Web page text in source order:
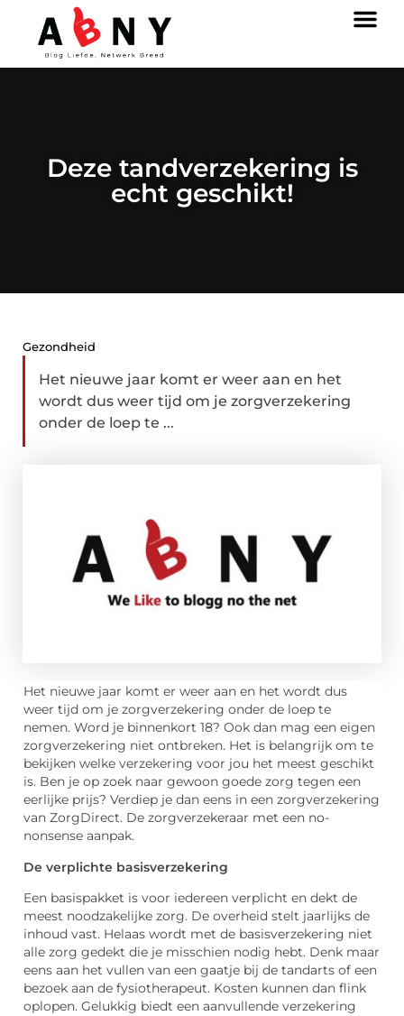
Deze tandverzekering is
echt geschikt!
Gezondheid
Het nieuwe jaar komt er weer aan en het
wordt dus weer tijd om je zorgverzekering
onder de loep te ...
Het nieuwe jaar komt er weer aan en het wordt dus
weer tijd om je zorgverzekering onder de loep te
nemen. Word je binnenkort 18? Ook dan mag een eigen
zorgverzekering niet ontbreken. Het is belangrijk om te
bekijken welke verzekering voor jou het meest geschikt
is. Ben je op zoek naar gewoon goede zorg tegen een
eerlijke prijs? Verdiep je dan eens in een zorgverzekering
van ZorgDirect. De zorgverzekeraar met een no-
nonsense aanpak.
De verplichte basisverzekering
Een basispakket is voor iedereen verplicht en dekt de
meest noodzakelijke zorg. De overheid stelt jaarlijks de
inhoud vast. Helaas wordt met de basisverzekering niet
alle zorg gedekt die je misschien nodig hebt. Denk maar
eens aan het vullen van een gaatje bij de tandarts of een
bezoek aan de fysiotherapeut. Kosten kunnen dan flink
oplopen. Gelukkig biedt een aanvullende verzekering